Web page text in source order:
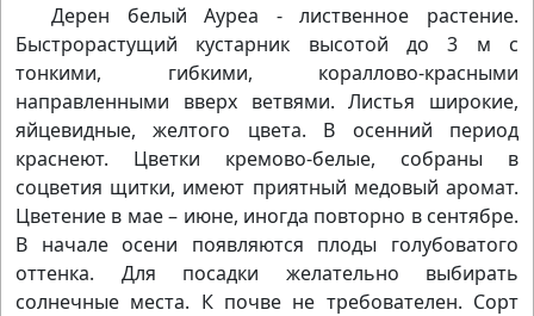
Дерен белый Ауреа - лиственное растение.
Быстрорастущий кустарник высотой до 3 м с
тонкими, гибкими, кораллово-красными
направленными вверх ветвями. Листья широкие,
яйцевидные, желтого цвета. В осенний период
краснеют. Цветки кремово-белые, собраны в
соцветия щитки, имеют приятный медовый аромат.
Цветение в мае – июне, иногда повторно в сентябре.
В начале осени появляются плоды голубоватого
оттенка. Для посадки желательно выбирать
солнечные места. К почве не требователен. Сорт